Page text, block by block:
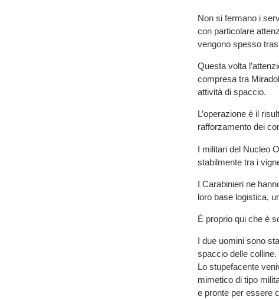
Non si fermano i
con particolare
vengono spesso
Questa volta
compresa tra
attività di spaccio.
L’operazione è il
rafforzamento dei
I militari del Nucleo
stabilmente tra i
I Carabinieri ne
loro base logistica,
È proprio qui che è
I due uomini sono
spaccio delle colline.
Lo stupefacente
mimetico di tipo
e pronte per essere